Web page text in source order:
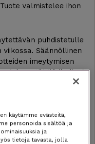
valmistelee ihon
puhdistetulle
Säännöllinen
imeytymisen
Jättää ihollesi
herkälle iholle.
kirkkaammalle!”
käytämme evästeitä,
personoida sisältöä ja
ja
tietoja tavasta, jolla